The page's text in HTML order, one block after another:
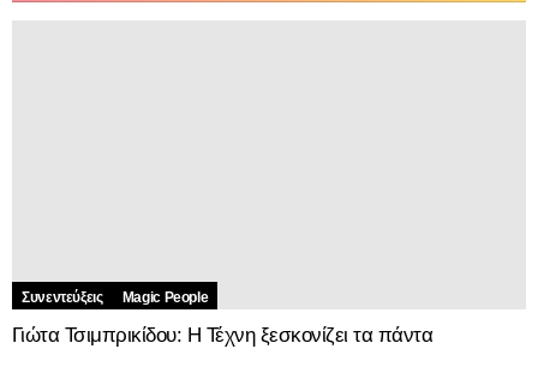
Συνεντεύξεις Magic People
Γιώτα Τσιμπρικίδου: Η Τέχνη ξεσκονίζει τα πάντα